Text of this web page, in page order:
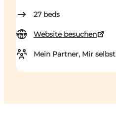
27 beds
Website besuchen
Mein Partner, Mir selbst